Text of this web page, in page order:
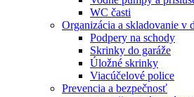
WC časti
Organizácia a skladovanie v
Podpery na schody
Skrinky do garáže
Úložné skrinky
Viacúčelové police
Prevencia a bezpečnosť